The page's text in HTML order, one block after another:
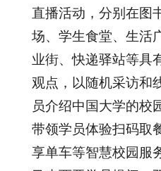
直播活动，分别在图
场、学生食堂、生活
业街、快递驿站等具
观点，以随机采访和
员介绍中国大学的校
带领学员体验扫码取
享单车等智慧校园服